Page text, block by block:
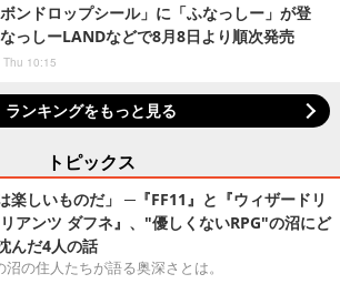
ボンドロップシール」に「ふなっしー」が登
っしーLANDなどで8月8日より順次発売
10:15
ランキングをもっと見る
トピックス
楽しいものだ」 ─『FF11』と『ウィザードリ
アンツ ダフネ』、"優しくないRPG"の沼にど
んだ4人の話
沼の住人たちが語る奥深さとは。